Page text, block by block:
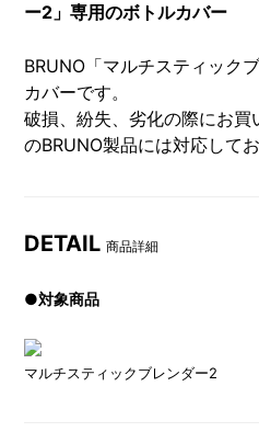
ー2」専用のボトルカバー
BRUNO「マルチスティック
カバーです。
破損、紛失、劣化の際にお
のBRUNO製品には対応してお
DETAIL商品詳細
●対象商品
マルチスティックブレンダー2